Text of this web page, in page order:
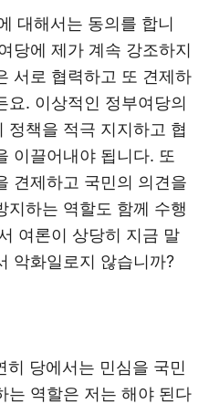
대해서는 동의를 합니
당에 제가 계속 강조하지
서로 협력하고 또 견제하
요. 이상적인 정부여당의
정책을 적극 지지하고 협
이끌어내야 됩니다. 또
견제하고 국민의 의견을
지하는 역할도 함께 수행
여론이 상당히 지금 말
악화일로지 않습니까?
당에서는 민심을 국민
는 역할은 저는 해야 된다